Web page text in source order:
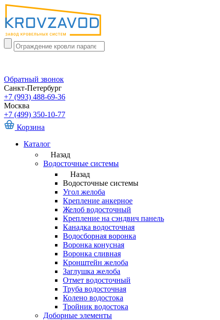
Обратный звонок
Санкт-Петербург
+7 (993) 488-69-36
Москва
+7 (499) 350-10-77
Корзина
Каталог
Назад
Водосточные системы
Назад
Водосточные системы
Угол желоба
Крепление анкерное
Желоб водосточный
Крепление на сэндвич панель
Канадка водосточная
Водосборная воронка
Воронка конусная
Воронка сливная
Кронштейн желоба
Заглушка желоба
Отмет водосточный
Труба водосточная
Колено водостока
Тройник водостока
Доборные элементы